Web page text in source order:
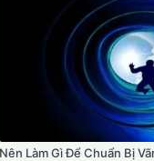
Nên Làm Gì Để Chuẩn Bị